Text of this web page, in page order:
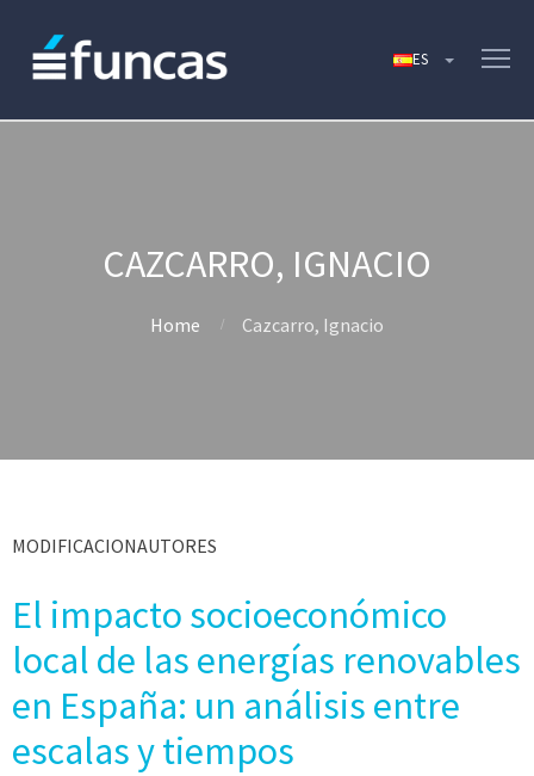
CAZCARRO, IGNACIO
Home Cazcarro, Ignacio
MODIFICACIONAUTORES
El impacto socioeconómico
local de las energías renovables
en España: un análisis entre
escalas y tiempos